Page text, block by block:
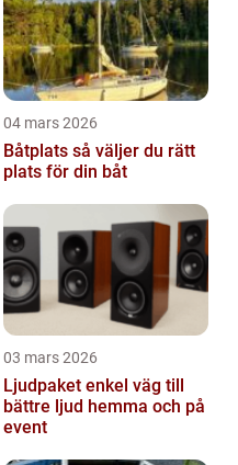
04 mars 2026
Båtplats så väljer du rätt
plats för din båt
03 mars 2026
Ljudpaket enkel väg till
bättre ljud hemma och på
event